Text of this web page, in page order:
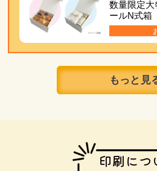
数量限定
ールN式箱
もっと見
印刷につ